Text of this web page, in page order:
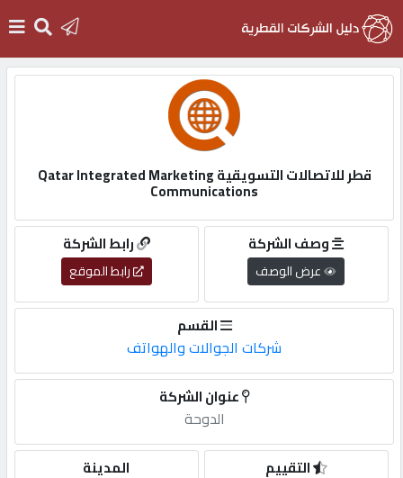
التسجيل
English
اعلانك
مطلوب
قطر للاتصالات التسويقية Qatar Integrated Marketing
Communications
رابط الشركة
رابط الموقع
وصف الشركة
عرض الوصف
القسم
شركات الجوالات والهواتف
عنوان الشركة
الدوحة
المدينة التقييم